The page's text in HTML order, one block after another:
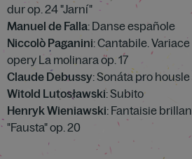
dur op. 24 "Jarní"
Manuel de Falla: Danse españole
Niccolò Paganini: Cantabile.
opery La molinara op. 17
Claude Debussy: Sonáta pro
Witold Lutosławski: Subito
Henryk Wieniawski: Fantaisie
"Fausta" op. 20